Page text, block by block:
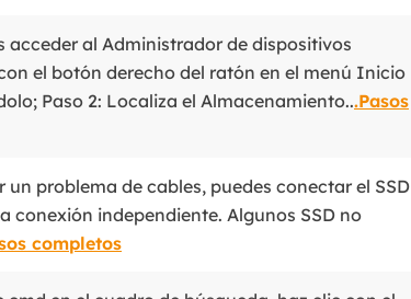
acceder al Administrador de dispositivos
el botón derecho del ratón en el menú Inicio
Paso 2: Localiza el Almacenamiento...Pasos
un problema de cables, puedes conectar el SSD
conexión independiente. Algunos SSD no
completos